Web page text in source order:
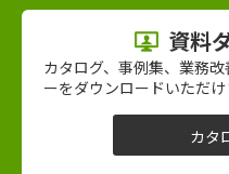
資料
カタログ、事例集、業務
ーをダウンロードいただけ
カタ